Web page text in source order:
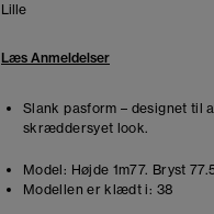
Lille
Læs Anmeldelser
Slank pasform – designet til
skræddersyet look.
Model: Højde 1m77. Bryst
Modellen er klædt i: 38